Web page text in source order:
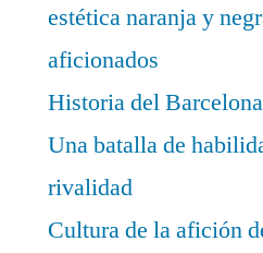
estética naranja y
aficionados
Historia del
Una batalla de
rivalidad
Cultura de la afición